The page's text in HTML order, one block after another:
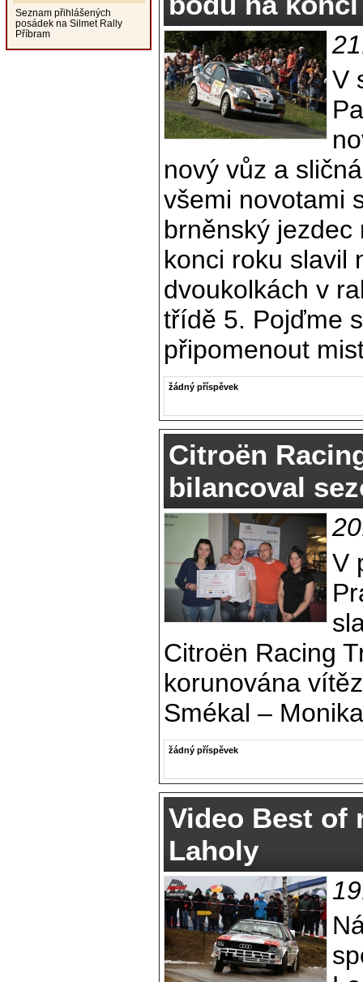
Seznam přihlášených
posádek na Silmet Rally
Příbram
V
nový vůz a
všemi novotami
brněnský
konci roku slavil
dvoukolkách v
třídě 5. Pojďme
připomenout
žádný příspěvek
Citroën
bilancoval
V
Citroën Racing
korunována
Smékal –
žádný příspěvek
Video Best of
Laholy